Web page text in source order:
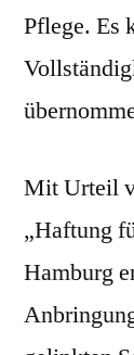
Pflege. Es
Mit Urteil
„Haftung
Hamburg